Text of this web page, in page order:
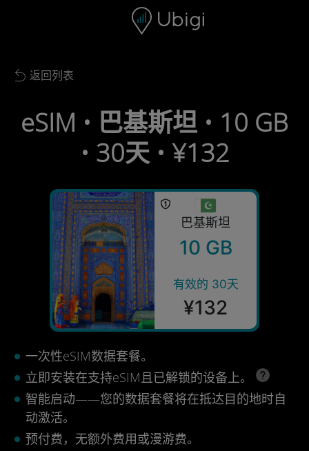
Back to list
返回列表
eSIM • 巴基斯坦 • 10 GB
• 30天 • ¥132
巴基斯坦
10 GB
有效的 30天
¥132
一次性eSIM数据套餐。
立即安装在支持eSIM且已解锁的设备上。
智能启动——您的数据套餐将在抵达目的地时自
动激活。
预付费，无额外费用或漫游费。